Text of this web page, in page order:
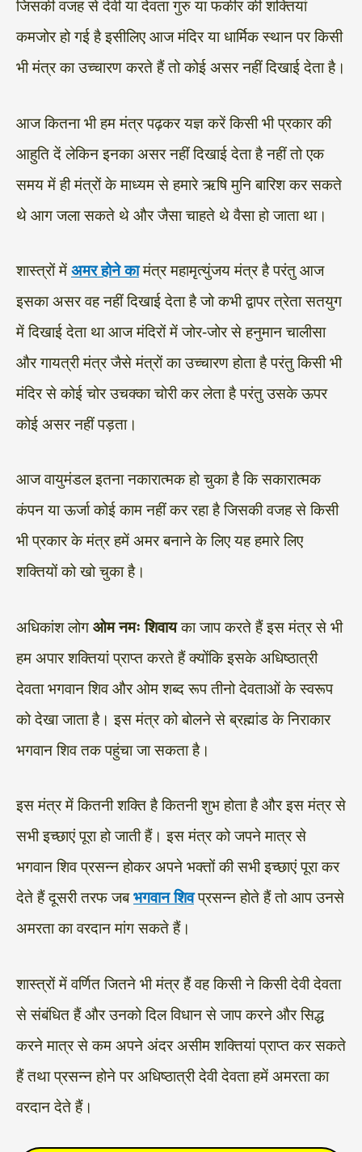
जिसकी वजह से देवी या देवता गुरु या फकीर की शक्तियां
कमजोर हो गई है इसीलिए आज मंदिर या धार्मिक स्थान पर किसी
भी मंत्र का उच्चारण करते हैं तो कोई असर नहीं दिखाई देता है।
आज कितना भी हम मंत्र पढ़कर यज्ञ करें किसी भी प्रकार की
आहुति दें लेकिन इनका असर नहीं दिखाई देता है नहीं तो एक
समय में ही मंत्रों के माध्यम से हमारे ऋषि मुनि बारिश कर सकते
थे आग जला सकते थे और जैसा चाहते थे वैसा हो जाता था।
शास्त्रों में अमर होने कामंत्र महामृत्युंजय मंत्र है परंतु आज
इसका असर वह नहीं दिखाई देता है जो कभी द्वापर त्रेता सतयुग
में दिखाई देता था आज मंदिरों में जोर-जोर से हनुमान चालीसा
और गायत्री मंत्र जैसे मंत्रों का उच्चारण होता है परंतु किसी भी
मंदिर से कोई चोर उचक्का चोरी कर लेता है परंतु उसके ऊपर
कोई असर नहीं पड़ता।
आज वायुमंडल इतना नकारात्मक हो चुका है कि सकारात्मक
कंपन या ऊर्जा कोई काम नहीं कर रहा है जिसकी वजह से किसी
भी प्रकार के मंत्र हमें अमर बनाने के लिए यह हमारे लिए
शक्तियों को खो चुका है।
अधिकांश लोग ओम नमः शिवायका जाप करते हैं इस मंत्र से भी
हम अपार शक्तियां प्राप्त करते हैं क्योंकि इसके अधिष्ठात्री
देवता भगवान शिव और ओम शब्द रूप तीनो देवताओं के स्वरूप
को देखा जाता है। इस मंत्र को बोलने से ब्रह्मांड के निराकार
भगवान शिव तक पहुंचा जा सकता है।
इस मंत्र में कितनी शक्ति है कितनी शुभ होता है और इस मंत्र से
सभी इच्छाएं पूरा हो जाती हैं। इस मंत्र को जपने मात्र से
भगवान शिव प्रसन्न होकर अपने भक्तों की सभी इच्छाएं पूरा कर
देते हैं दूसरी तरफ जब भगवान शिवप्रसन्न होते हैं तो आप उनसे
अमरता का वरदान मांग सकते हैं।
शास्त्रों में वर्णित जितने भी मंत्र हैं वह किसी ने किसी देवी देवता
से संबंधित हैं और उनको दिल विधान से जाप करने और सिद्ध
करने मात्र से कम अपने अंदर असीम शक्तियां प्राप्त कर सकते
हैं तथा प्रसन्न होने पर अधिष्ठात्री देवी देवता हमें अमरता का
वरदान देते हैं।